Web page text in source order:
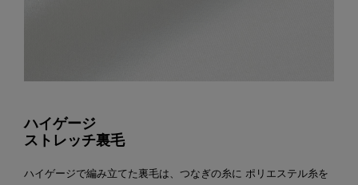
ハイゲージ
ストレッチ裏毛
ハイゲージで編み立てた裏毛は、つなぎの糸に ポリエステル糸を